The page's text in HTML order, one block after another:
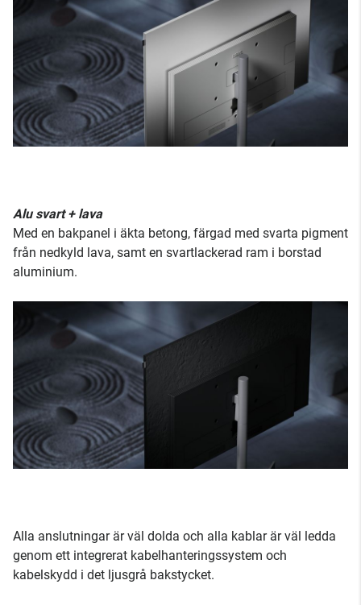
Alu svart + lava
Med en bakpanel i äkta betong, färgad med svarta pigment
från nedkyld lava, samt en svartlackerad ram i borstad
aluminium.
Alla anslutningar är väl dolda och alla kablar är väl ledda
genom ett integrerat kabelhanteringssystem och
kabelskydd i det ljusgrå bakstycket.